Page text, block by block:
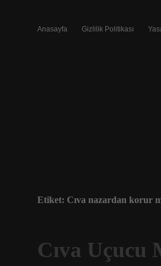
Anasayfa Gizlilik Politikası
Etiket: Cıva nazardan korur
Cıva Uçucu